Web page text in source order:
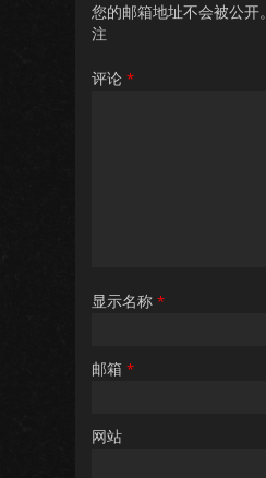
您的邮箱地址不会被公开。
注
评论 *
显示名称 *
邮箱 *
网站